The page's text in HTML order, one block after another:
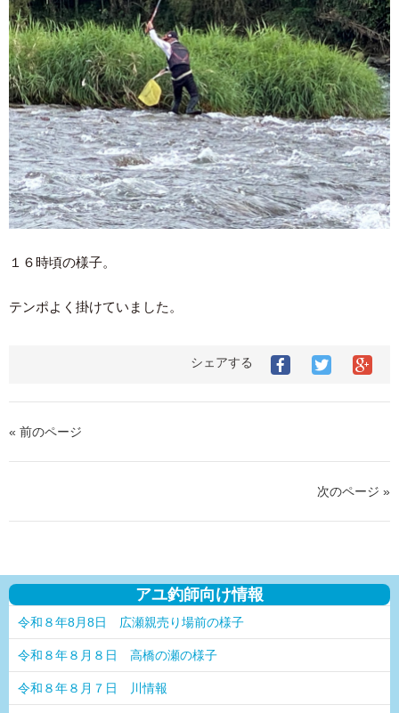
１６時頃の様子。
テンポよく掛けていました。
シェアする
« 前のページ
次のページ »
アユ釣師向け情報
令和８年8月8日 広瀬親売り場前の様子
令和８年８月８日 高橋の瀬の様子
令和８年８月７日 川情報